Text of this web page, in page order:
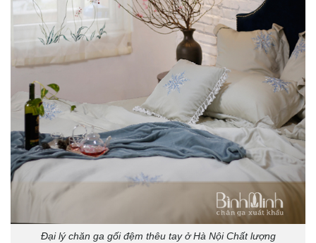
Đại lý chăn ga gối đệm thêu tay ở Hà Nội Chất lượng